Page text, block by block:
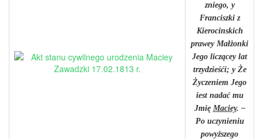
zniego, y
Franciszki z
Kierocinskich
prawey Małżonki
Jego liczącey lat
trzydzieśći; y Że
Życzeniem Jego
iest nadać mu
Jmię Maciey. –
Po uczynieniu
powyższego